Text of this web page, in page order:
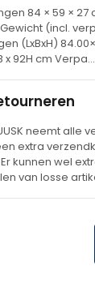
84 × 59 × 27
(incl.
(LxBxH)
x 92H cm Verpa…
neemt alle
extra
kunnen wel
van losse